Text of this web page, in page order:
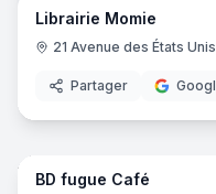
Librairie Momie
21 Avenue des États
Partager
BD fugue Café